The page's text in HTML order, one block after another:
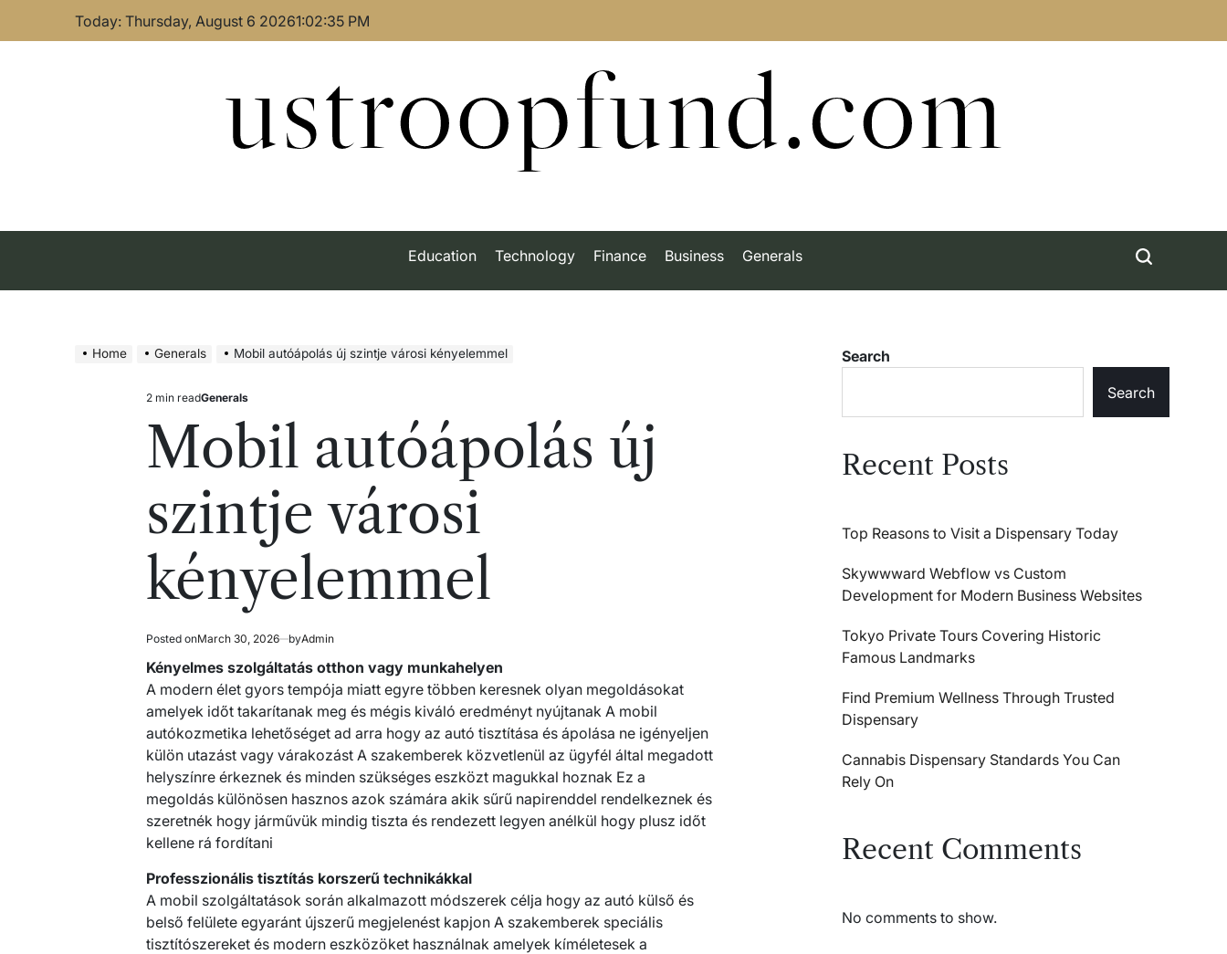
Today: Thursday, August 6 20261:02:36 PM
ustroopfund.com
Education Technology Finance Business Generals
Home Generals Mobil autóápolás új szintje városi kényelemmel
Estimated
time
2 min readPosted
Generals
Mobil autóápolás új
szintje városi
kényelemmel
Posted onMarch 30, 2026 byAdmin
Kényelmes szolgáltatás otthon vagy munkahelyen
A modern élet gyors tempója miatt egyre többen keresnek olyan megoldásokat
amelyek időt takarítanak meg és mégis kiváló eredményt nyújtanak A mobil
autókozmetika lehetőséget ad arra hogy az autó tisztítása és ápolása ne igényeljen
külön utazást vagy várakozást A szakemberek közvetlenül az ügyfél által megadott
helyszínre érkeznek és minden szükséges eszközt magukkal hoznak Ez a
megoldás különösen hasznos azok számára akik sűrű napirenddel rendelkeznek és
szeretnék hogy járművük mindig tiszta és rendezett legyen anélkül hogy plusz időt
kellene rá fordítani
Professzionális tisztítás korszerű technikákkal
A mobil szolgáltatások során alkalmazott módszerek célja hogy az autó külső és
belső felülete egyaránt újszerű megjelenést kapjon A szakemberek speciális
tisztítószereket és modern eszközöket használnak amelyek kíméletesek a
Search
Search
Recent Posts
Top Reasons to Visit a Dispensary Today
Skywwward Webflow vs Custom
Development for Modern Business Websites
Tokyo Private Tours Covering Historic
Famous Landmarks
Find Premium Wellness Through Trusted
Dispensary
Cannabis Dispensary Standards You Can
Rely On
Recent Comments
No comments to show.